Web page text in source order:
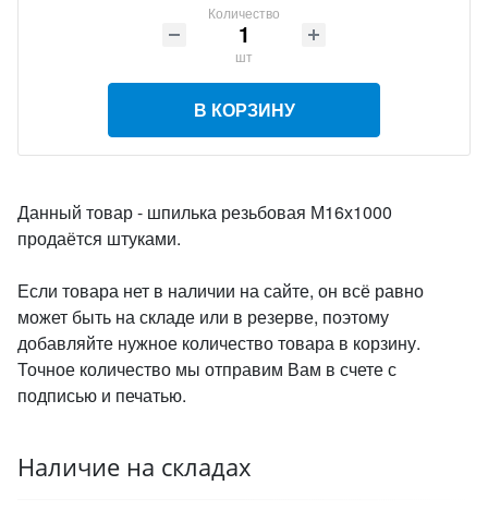
Количество
шт
В КОРЗИНУ
Данный товар - шпилька резьбовая М16х1000
продаётся штуками.
Если товара нет в наличии на сайте, он всё равно
может быть на складе или в резерве, поэтому
добавляйте нужное количество товара в корзину.
Точное количество мы отправим Вам в счете с
подписью и печатью.
Наличие на складах